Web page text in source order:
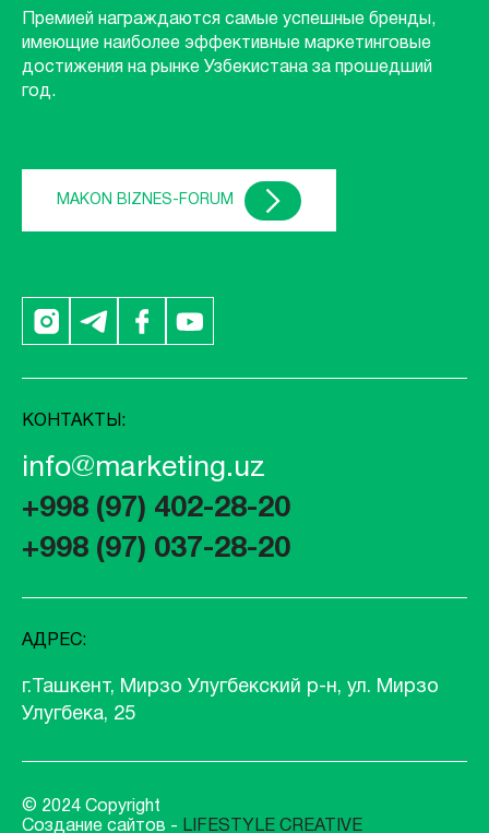
Премией награждаются самые успешные бренды,
имеющие наиболее эффективные маркетинговые
достижения на рынке Узбекистана за прошедший
год.
MAKON BIZNES-FORUM
КОНТАКТЫ:
info@marketing.uz
+998 (97) 402-28-20
+998 (97) 037-28-20
АДРЕС:
г.Ташкент, Мирзо Улугбекский р-н, ул. Мирзо
Улугбека, 25
© 2024 Copyright
Создание сайтов - LIFESTYLE CREATIVE